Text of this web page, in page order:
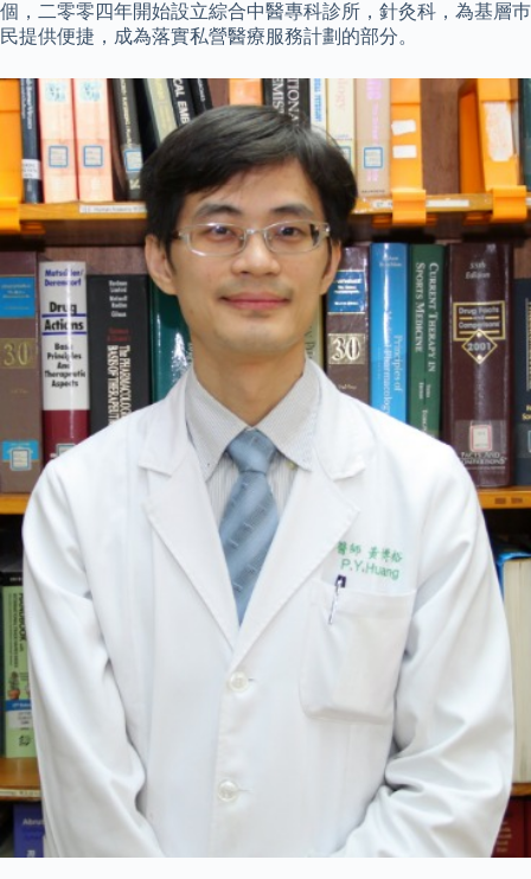
個，二零零四年開始設立綜合中醫專科診所，針灸科，為基層巿
民提供便捷，成為落實私營醫療服務計劃的部分。